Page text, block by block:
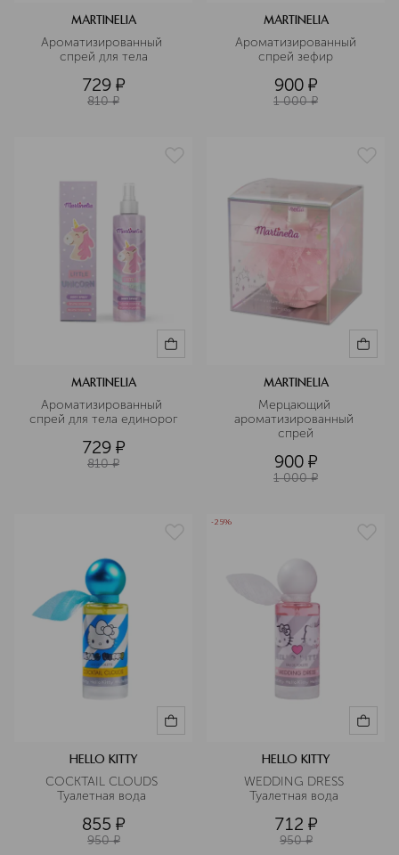
MARTINELIA
Ароматизированный
спрей для тела
729 ¤
810 ¤
MARTINELIA
Ароматизированный
спрей зефир
900 ¤
1 000 ¤
MARTINELIA
Ароматизированный
спрей для тела единорог
729 ¤
810 ¤
MARTINELIA
Мерцающий
ароматизированный
спрей
900 ¤
1 000 ¤
HELLO KITTY
COCKTAIL CLOUDS
855 ¤
950 ¤
-25%
HELLO KITTY
WEDDING DRESS
712 ¤
950 ¤